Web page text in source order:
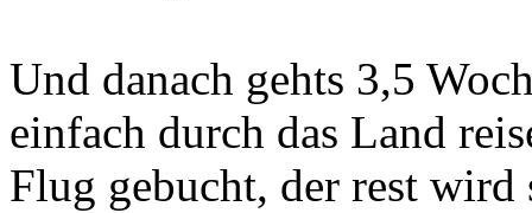
Und danach gehts 3,5
einfach durch das Land
Flug gebucht, der rest wird